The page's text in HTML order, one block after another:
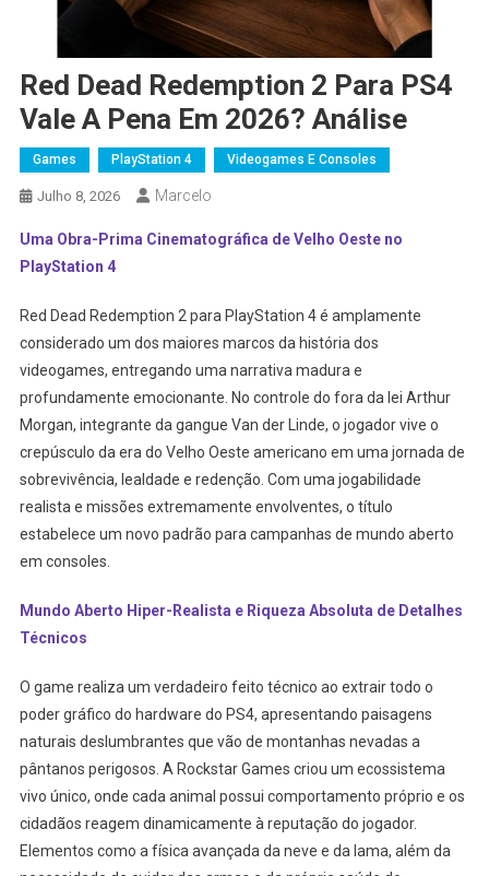
Red Dead Redemption 2 Para PS4
Vale A Pena Em 2026? Análise
Games PlayStation 4 Videogames E Consoles
Julho 8, 2026 Marcelo
Uma Obra-Prima Cinematográfica de Velho Oeste no
PlayStation 4
Red Dead Redemption 2 para PlayStation 4 é amplamente
considerado um dos maiores marcos da história dos
videogames, entregando uma narrativa madura e
profundamente emocionante. No controle do fora da lei Arthur
Morgan, integrante da gangue Van der Linde, o jogador vive o
crepúsculo da era do Velho Oeste americano em uma jornada de
sobrevivência, lealdade e redenção. Com uma jogabilidade
realista e missões extremamente envolventes, o título
estabelece um novo padrão para campanhas de mundo aberto
em consoles.
Mundo Aberto Hiper-Realista e Riqueza Absoluta de Detalhes
Técnicos
O game realiza um verdadeiro feito técnico ao extrair todo o
poder gráfico do hardware do PS4, apresentando paisagens
naturais deslumbrantes que vão de montanhas nevadas a
pântanos perigosos. A Rockstar Games criou um ecossistema
vivo único, onde cada animal possui comportamento próprio e os
cidadãos reagem dinamicamente à reputação do jogador.
Elementos como a física avançada da neve e da lama, além da